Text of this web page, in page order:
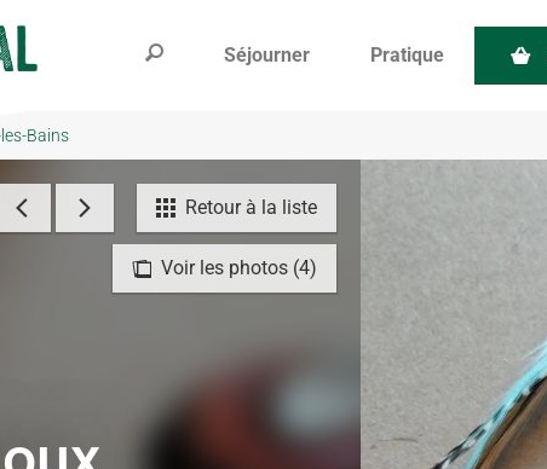
Séjourner Pratique
Bains
Retour à la liste
Voir les photos (4)